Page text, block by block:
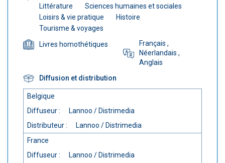
Littérature
Sciences humaines et sociales
Loisirs & vie pratique
Histoire
Tourisme & voyages
Livres homothétiques
Français ,
Néerlandais ,
Anglais
Diffusion et distribution
Belgique
Diffuseur :
Lannoo / Distrimedia
Distributeur :
Lannoo / Distrimedia
France
Diffuseur :
Lannoo / Distrimedia